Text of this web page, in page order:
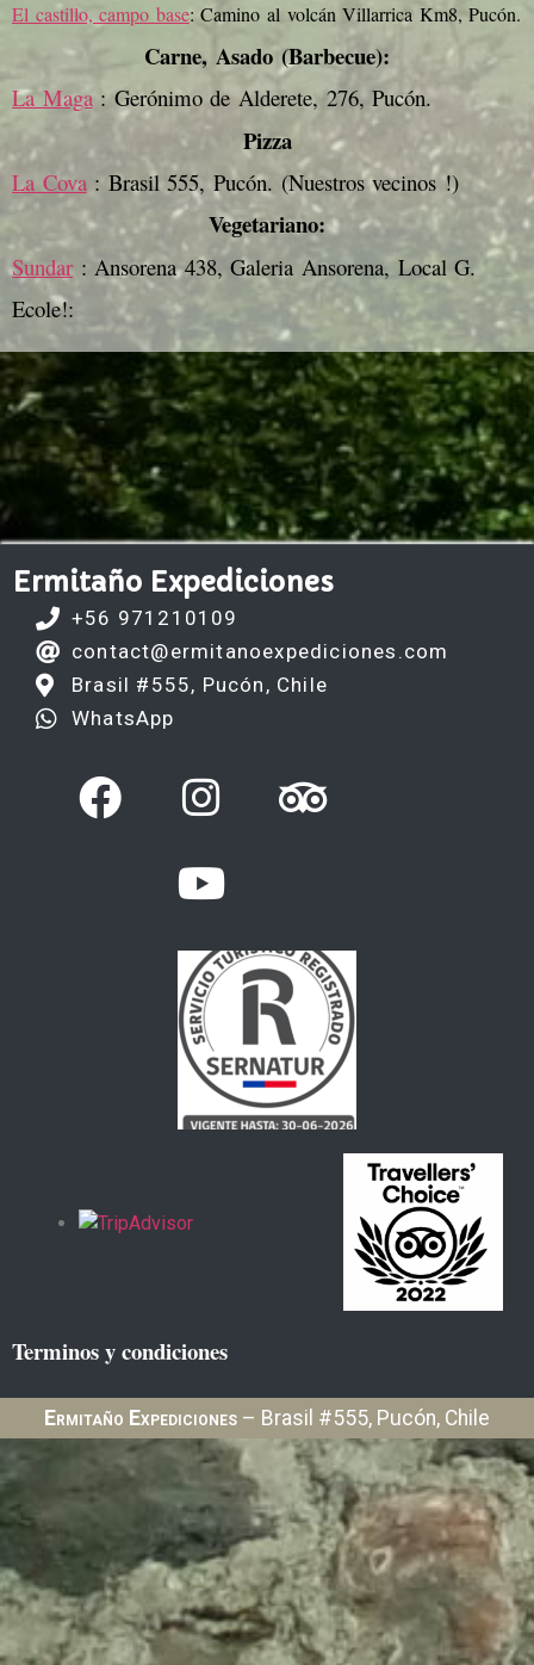
El castillo, campo base: Camino al volcán Villarrica Km8, Pucón.
Carne, Asado (Barbecue):
La Maga: Gerónimo de Alderete, 276, Pucón.
Pizza
La Cova: Brasil 555, Pucón. (Nuestros vecinos !)
Vegetariano:
Sundar: Ansorena 438, Galeria Ansorena, Local G.
Ecole!:
Ermitaño Expediciones
+56 971210109
contact@ermitanoexpediciones.com
Brasil #555, Pucón, Chile
WhatsApp
Terminos y condiciones
Ermitaño Expediciones – Brasil #555, Pucón, Chile